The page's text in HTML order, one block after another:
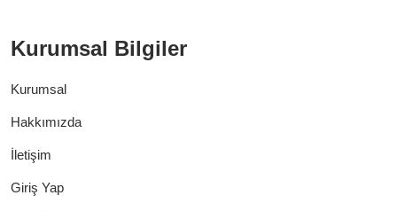
Kurumsal Bilgiler
Kurumsal
Hakkımızda
İletişim
Giriş Yap